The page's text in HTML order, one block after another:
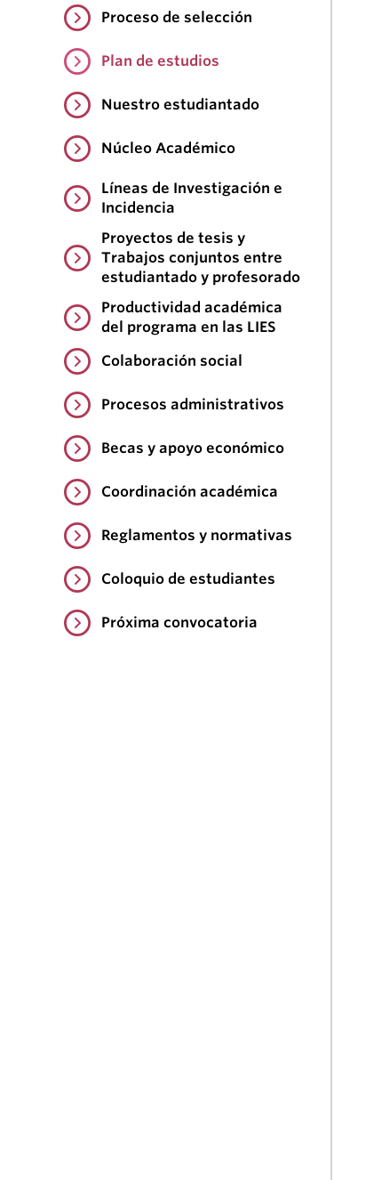
Proceso de selección
Plan de estudios
Nuestro estudiantado
Núcleo Académico
Líneas de Investigación e
Incidencia
Proyectos de tesis y
Trabajos conjuntos entre
estudiantado y profesorado
Productividad académica
del programa en las LIES
Colaboración social
Procesos administrativos
Becas y apoyo económico
Coordinación académica
Reglamentos y normativas
Coloquio de estudiantes
Próxima convocatoria